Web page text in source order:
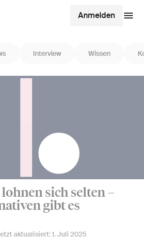
Anmelden
Interview Wissen
sich selten –
gibt es
aktualisiert:1. Juli 2025